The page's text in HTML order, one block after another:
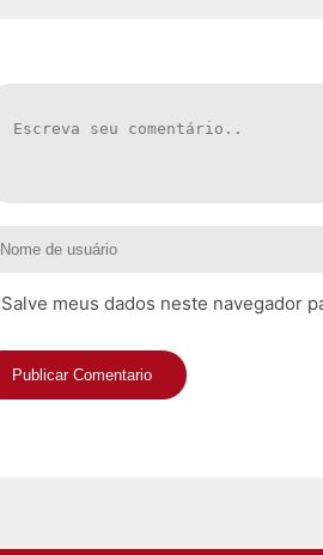
Salve meus dados neste navegador